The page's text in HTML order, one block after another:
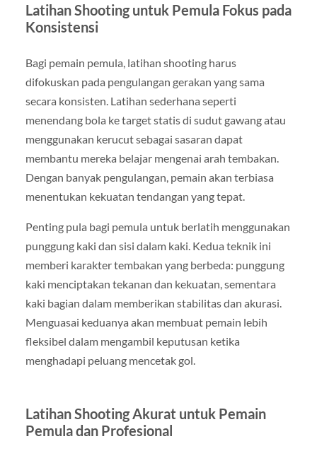
Latihan Shooting untuk Pemula Fokus pada
Konsistensi
Bagi pemain pemula, latihan shooting harus
difokuskan pada pengulangan gerakan yang sama
secara konsisten. Latihan sederhana seperti
menendang bola ke target statis di sudut gawang atau
menggunakan kerucut sebagai sasaran dapat
membantu mereka belajar mengenai arah tembakan.
Dengan banyak pengulangan, pemain akan terbiasa
menentukan kekuatan tendangan yang tepat.
Penting pula bagi pemula untuk berlatih menggunakan
punggung kaki dan sisi dalam kaki. Kedua teknik ini
memberi karakter tembakan yang berbeda: punggung
kaki menciptakan tekanan dan kekuatan, sementara
kaki bagian dalam memberikan stabilitas dan akurasi.
Menguasai keduanya akan membuat pemain lebih
fleksibel dalam mengambil keputusan ketika
menghadapi peluang mencetak gol.
Latihan Shooting Akurat untuk Pemain
Pemula dan Profesional